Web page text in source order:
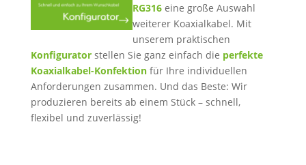
RG316eine große Auswahl
weiterer Koaxialkabel. Mit
unserem praktischen
Konfiguratorstellen Sie ganz einfach die perfekte
Koaxialkabel-Konfektionfür Ihre individuellen
Anforderungen zusammen. Und das Beste: Wir
produzieren bereits ab einem Stück – schnell,
flexibel und zuverlässig!